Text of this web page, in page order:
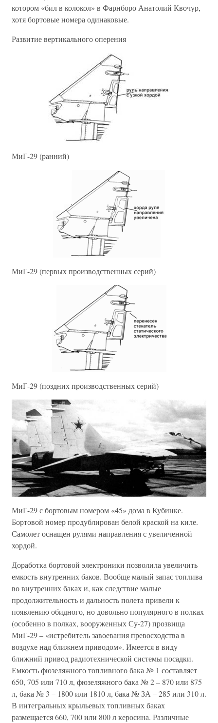
котором «бил в колокол» в Фарнборо Анатолий Квочур,
хотя бортовые номера одинаковые.
Развитие вертикального оперения
МиГ-29 (ранний)
МиГ-29 (первых производственных серий)
МиГ-29 (поздних производственных серий)
МиГ-29 с бортовым номером «45» дома в Кубинке.
Бортовой номер продублирован белой краской на киле.
Самолет оснащен рулями направления с увеличенной
хордой.
Доработка бортовой электроники позволила увеличить
емкость внутренних баков. Вообще малый запас топлива
во внутренних баках и, как следствие малые
продолжительность и дальность полета привели к
появлению обидного, но довольно популярного в полках
(особенно в полках, вооруженных Су-27) прозвища
МиГ-29 – «истребитель завоевания превосходства в
воздухе над ближнем приводом». Имеется в виду
ближний привод радиотехнической системы посадки.
Емкость фюзеляжного топливного бака № 1 составляет
650, 705 или 710 л, фюзеляжного бака № 2 – 870 или 875
л, бака № 3 – 1800 или 1810 л, бака № ЗА – 285 или 310 л.
В интегральных крыльевых топливных баках
размещается 660, 700 или 800 л керосина. Различные